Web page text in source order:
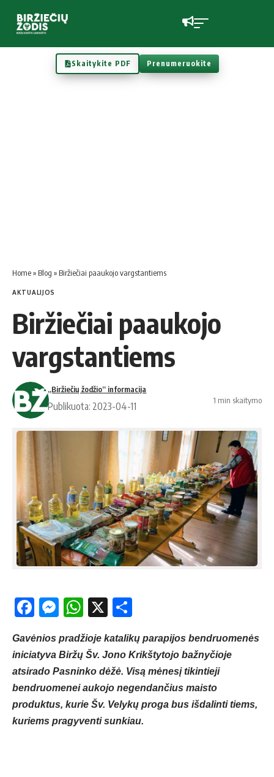
Skaitykite PDF Prenumeruokite
Home» Blog » Biržiečiai paaukojo vargstantiems
AKTUALIJOS
Biržiečiai paaukojo
vargstantiems
„Biržiečių žodžio“ informacija
Publikuota: 2023-04-11
1 min skaitymo
Facebook
Messenger
WhatsApp
X
Gavėnios pradžioje katalikų parapijos bendruomenės
iniciatyva Biržų Šv. Jono Krikštytojo bažnyčioje
atsirado Pasninko dėžė. Visą mėnesį tikintieji
bendruomenei aukojo negendančius maisto
produktus, kurie Šv. Velykų proga bus išdalinti tiems,
kuriems pragyventi sunkiau.